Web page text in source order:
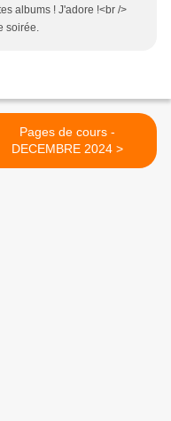
albums ! J'adore !<br />
soirée.
Pages de cours -
DECEMBRE 2024 >